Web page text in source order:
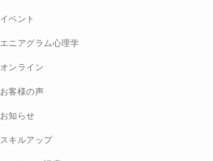
イベント
エニアグラム心理学
オンライン
お客様の声
お知らせ
スキルアップ